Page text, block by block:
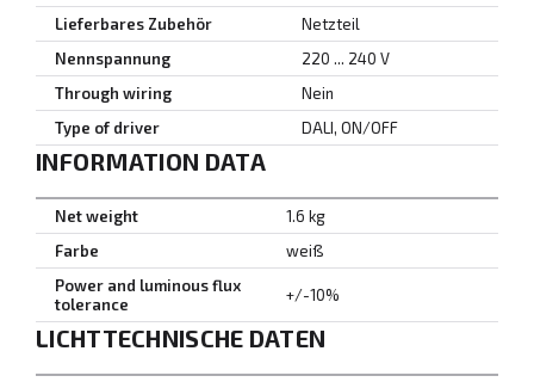
Lieferbares Zubehör
Netzteil
Nennspannung
220 ... 240 V
Through wiring
Nein
Type of driver
DALI, ON/OFF
INFORMATION DATA
Net weight
1.6 kg
Farbe
weiß
Power and luminous flux
tolerance
+/-10%
LICHTTECHNISCHE DATEN